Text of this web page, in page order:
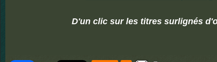
D'un clic sur les titres surlignés